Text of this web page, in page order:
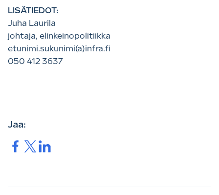
LISÄTIEDOT:
Juha Laurila
johtaja, elinkeinopolitiikka
etunimi.sukunimi(a)infra.fi
050 412 3637
Jaa:
Jaa. Jaa.Jaa.